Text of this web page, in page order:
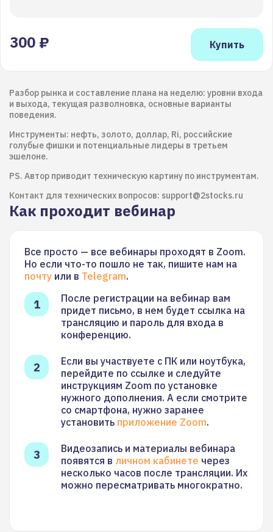
300 ₽
Разбор рынка и составление плана на неделю: уровни входа
и выхода, текущая разволновка, основные варианты
поведения.
Инструменты: нефть, золото, доллар, Ri, российские
голубые фишки и потенциальные лидеры в третьем
эшелоне.
PS. Автор приводит техническую картину по инструментам.
Контакт для технических вопросов: support@2stocks.ru
Как проходит вебинар
Все просто — все вебинары проходят в Zoom.
Но если что-то пошло не так, пишите нам на
почту или в Telegram.
После регистрации на вебинар вам
придет письмо, в нем будет ссылка на
трансляцию и пароль для входа в
конференцию.
Если вы участвуете с ПК или ноутбука,
перейдите по ссылке и следуйте
инструкциям Zoom по установке
нужного дополнения. А если смотрите
со смартфона, нужно заранее
установить приложение Zoom.
Видеозапись и материалы вебинара
появятся в личном кабинете через
несколько часов после трансляции. Их
можно пересматривать многократно.